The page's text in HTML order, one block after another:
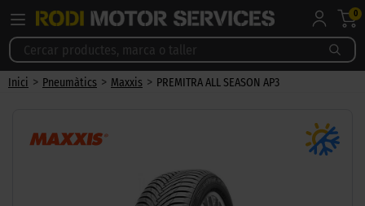
0
Inici > Pneumàtics > Maxxis > PREMITRA ALL SEASON AP3